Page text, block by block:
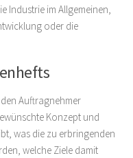
Industrie im Allgemeinen,
oder die
Auftragnehmer
Konzept und
was die zu erbringenden
welche Ziele damit